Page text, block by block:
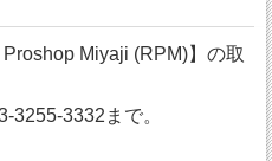
Miyaji (RPM)】の取
3255-3332まで。